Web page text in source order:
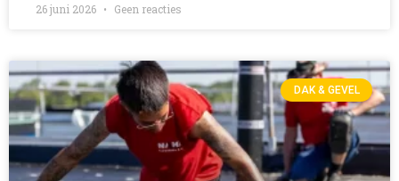
26 juni 2026 Geen reacties
DAK & GEVEL